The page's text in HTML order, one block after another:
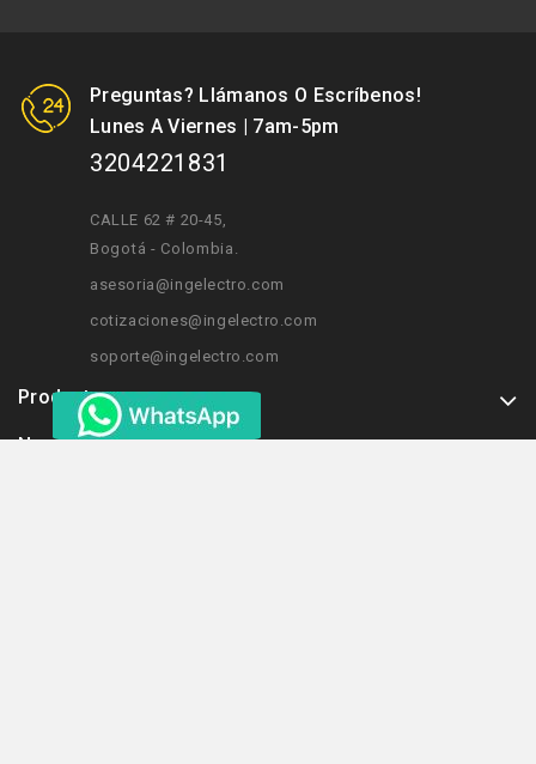
Preguntas? Llámanos O Escríbenos!
Lunes A Viernes | 7am-5pm
3204221831
CALLE 62 # 20-45
Bogotá - Colombia.
asesoria@ingelectro.com
cotizaciones@ingelectro.com
soporte@ingelectro.com
Productos
Nuestra Empresa